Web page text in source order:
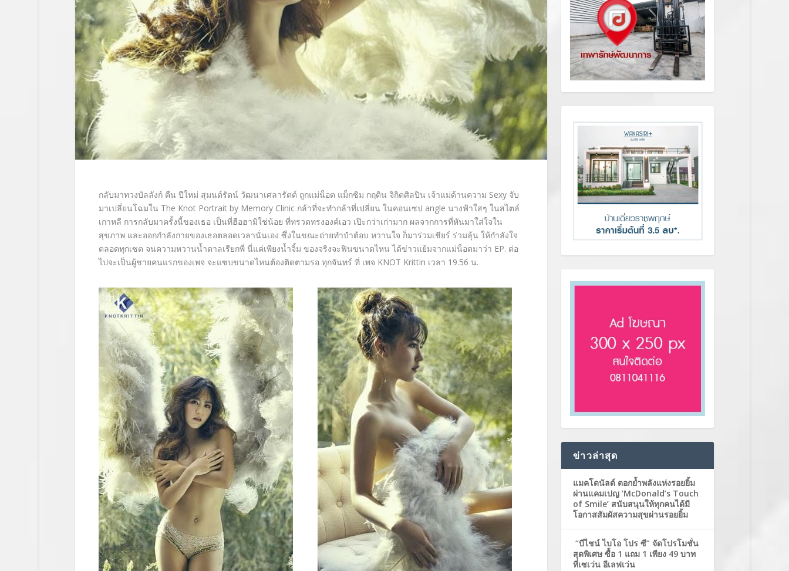
กลับมาทวงบัลลังก์ คืน ปีใหม่ สุมนต์รัตน์ วัฒนาเศลารัตต์ ถูกแม่น็อต แม็กซิม กฤติน จิกิตศิลปิน เจ้าแม่ด้านความ Sexy จับ
มาเปลี่ยนโฉมใน The Knot Portrait by Memory Clinic กล้าที่จะทำกล้าที่เปลี่ยน ในคอนเซป angle นางฟ้าใสๆ ในสไตล์
เกาหลี การกลับมาครั้งนี้ของเธอ เป็นที่ฮือฮามิใช่น้อย ที่ทรวดทรงองค์เอว เป๊ะกว่าเก่ามาก ผลจากการที่หันมาใส่ใจใน
สุขภาพ และออกกำลังกายของเธอตลอดเวลานั่นเอง ซึ่งในขณะถ่ายทำป๋าต้อบ หวานใจ ก็มาร่วมเชียร์ ร่วมลุ้น ให้กำลังใจ
ตลอดทุกเซต จนความหวานน้ำตาลเรียกพี่ นี่แค่เพียงน้ำจิ้ม ของจริงจะฟินขนาดไหน ได้ข่าวแย้มจากแม่น็อตมาว่า EP. ต่อ
ไปจะเป็นผู้ชายคนแรกของเพจ จะแซบขนาดไหนต้องติดตามรอ ทุกจันทร์ ที่ เพจ KNOT Krittin เวลา 19.56 น.
ข่าวล่าสุด
แมคโดนัลด์ ตอกย้ำพลังแห่งรอยยิ้ม
ผ่านแคมเปญ ‘McDonald’s Touch
of Smile’ สนับสนุนให้ทุกคนได้มี
โอกาสสัมผัสความสุขผ่านรอยยิ้ม
“บีไชน์ ไบโอ โปร ซี” จัดโปรโมชั่น
สุดพิเศษ ซื้อ 1 แถม 1 เพียง 49 บาท
ที่เซเว่น อีเลฟเว่น